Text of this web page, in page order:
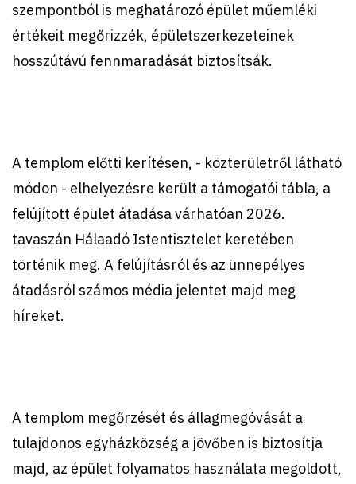
szempontból is meghatározó épület műemléki
értékeit megőrizzék, épületszerkezeteinek
hosszútávú fennmaradását biztosítsák.
A templom előtti kerítésen, - közterületről látható
módon - elhelyezésre került a támogatói tábla, a
felújított épület átadása várhatóan 2026.
tavaszán Hálaadó Istentisztelet keretében
történik meg. A felújításról és az ünnepélyes
átadásról számos média jelentet majd meg
híreket.
A templom megőrzését és állagmegóvását a
tulajdonos egyházközség a jövőben is biztosítja
majd, az épület folyamatos használata megoldott,